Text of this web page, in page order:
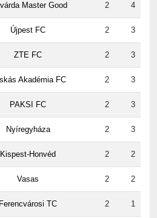
Master Good 2 4
Újpest FC 2 3
ZTE FC 2 3
Akadémia FC 2 3
PAKSI FC 2 3
Nyíregyháza 2 3
Kispest-Honvéd 2 2
Vasas 2 2
Ferencvárosi TC 2 1